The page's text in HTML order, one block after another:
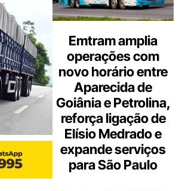
Emtram amplia
operações com
novo horário entre
Aparecida de
Goiânia e Petrolina,
reforça ligação de
Elísio Medrado e
expande serviços
para São Paulo
mail